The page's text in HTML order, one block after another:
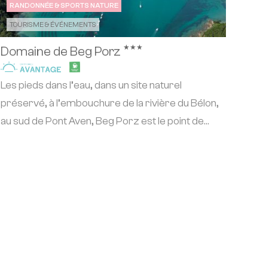
RANDONNÉE & SPORTS NATURE
TOURISME & ÉVÉNEMENTS
Domaine de Beg Porz ★★★
Les pieds dans l’eau, dans un site naturel
préservé, à l’embouchure de la rivière du Bélon,
au sud de Pont Aven, Beg Porz est le point de